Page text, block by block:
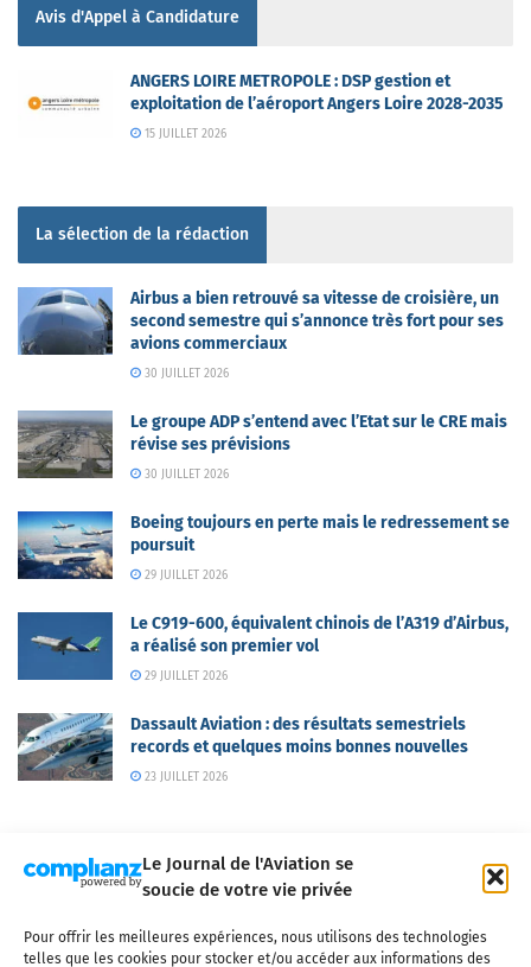
Le Journal de l'Aviation se
soucie de votre vie privée
Pour offrir les meilleures expériences, nous utilisons des technologies
telles que les cookies pour stocker et/ou accéder aux informations des
Avis d'Appel à Candidature
ANGERS LOIRE METROPOLE : DSP gestion et
exploitation de l’aéroport Angers Loire 2028-2035
15 JUILLET 2026
La sélection de la rédaction
Airbus a bien retrouvé sa vitesse de croisière, un
second semestre qui s’annonce très fort pour ses
avions commerciaux
30 JUILLET 2026
Le groupe ADP s’entend avec l’Etat sur le CRE mais
révise ses prévisions
30 JUILLET 2026
Boeing toujours en perte mais le redressement se
poursuit
29 JUILLET 2026
Le C919-600, équivalent chinois de l’A319 d’Airbus,
a réalisé son premier vol
29 JUILLET 2026
Dassault Aviation : des résultats semestriels
records et quelques moins bonnes nouvelles
23 JUILLET 2026
Qui sommes-nous ? Nous contacter
Partenaires